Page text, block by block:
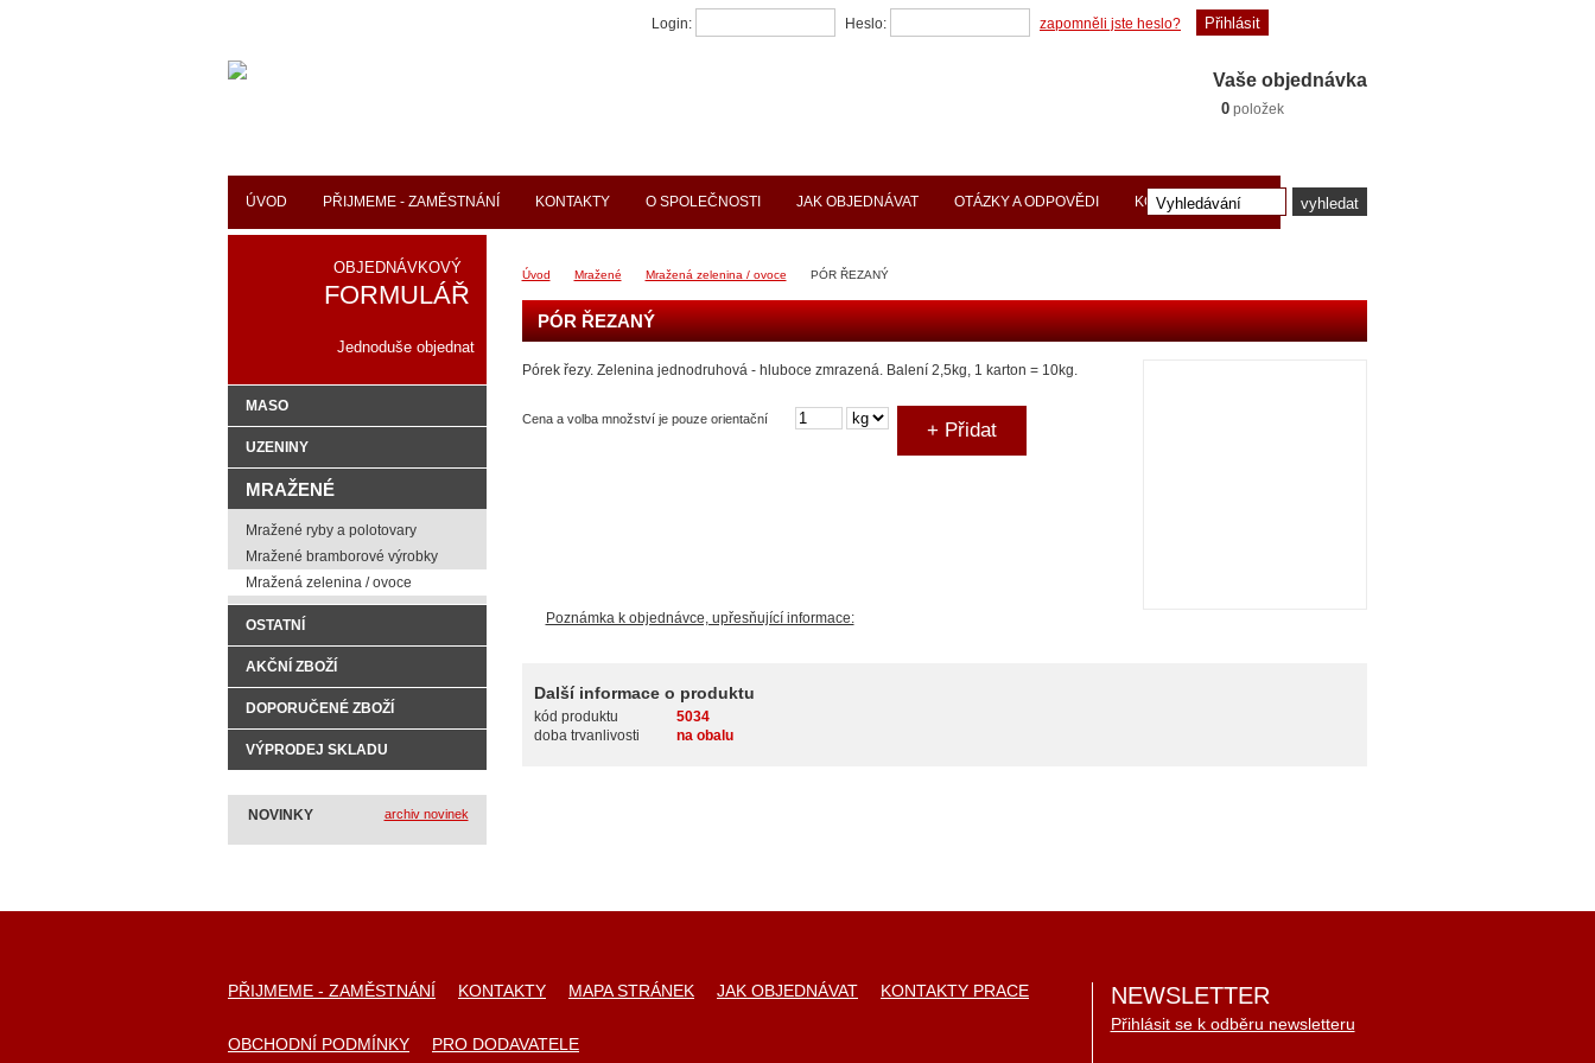
ÚVOD PŘIJMEME - ZAMĚSTNÁNÍ KONTAKTY O SPOLEČNOSTI JAK OBJEDNÁVAT OTÁZKY A ODPOVĚDI KONTAKTY PRACE
Login: Heslo: zapomněli jste heslo?
Vaše objednávka
0 položek
Úvod Mražené Mražená zelenina / ovoce PÓR ŘEZANÝ
PÓR ŘEZANÝ
Pórek řezy. Zelenina jednodruhová - hluboce zmrazená. Balení 2,5kg, 1 karton = 10kg.
Cena a volba množství je pouze orientační
Poznámka k objednávce, upřesňující informace:
Další informace o produktu
kód produktu
5034
doba trvanlivosti
na obalu
OBJEDNÁVKOVÝ
FORMULÁŘ
Jednoduše objednat
MASO
UZENINY
MRAŽENÉ
Mražené ryby a polotovary
Mražené bramborové výrobky
Mražená zelenina / ovoce
OSTATNÍ
AKČNÍ ZBOŽÍ
DOPORUČENÉ ZBOŽÍ
VÝPRODEJ SKLADU
NOVINKY archiv novinek
PŘIJMEME - ZAMĚSTNÁNÍ KONTAKTY MAPA STRÁNEK JAK OBJEDNÁVAT KONTAKTY PRACE
OBCHODNÍ PODMÍNKY PRO DODAVATELE
NEWSLETTER
Přihlásit se k odběru newsletteru